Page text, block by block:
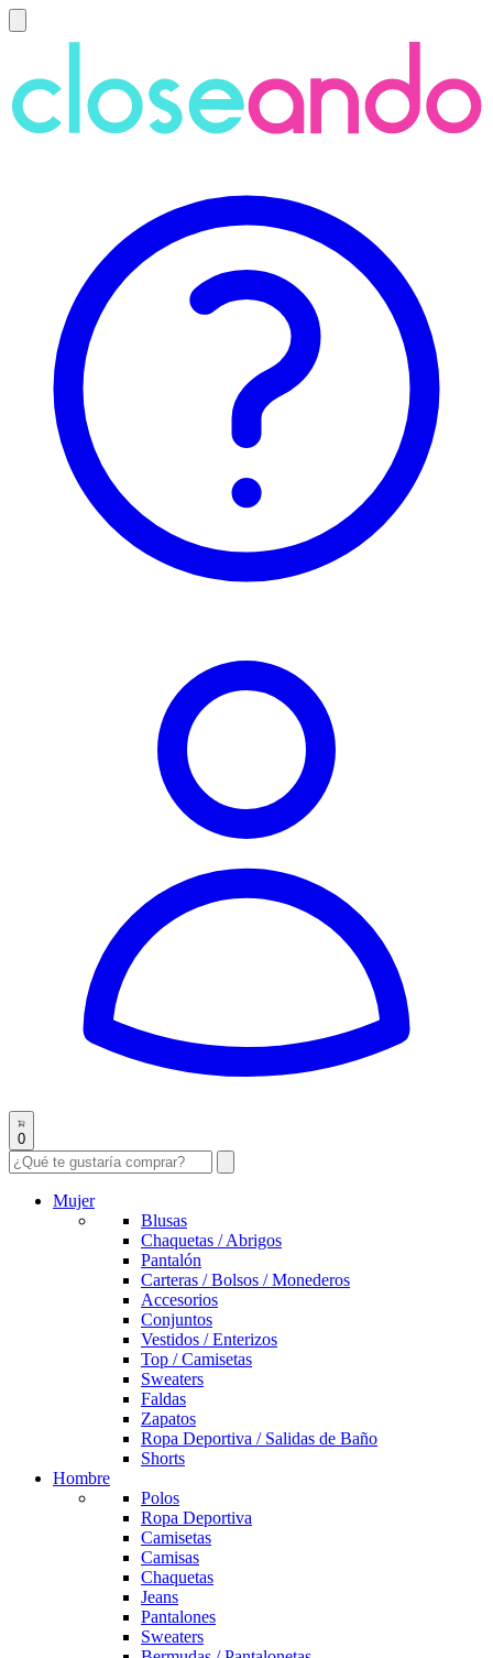
0
Mujer
Blusas
Chaquetas / Abrigos
Pantalón
Carteras / Bolsos / Monederos
Accesorios
Conjuntos
Vestidos / Enterizos
Top / Camisetas
Sweaters
Faldas
Zapatos
Ropa Deportiva / Salidas de Baño
Shorts
Hombre
Polos
Ropa Deportiva
Camisetas
Camisas
Chaquetas
Jeans
Pantalones
Sweaters